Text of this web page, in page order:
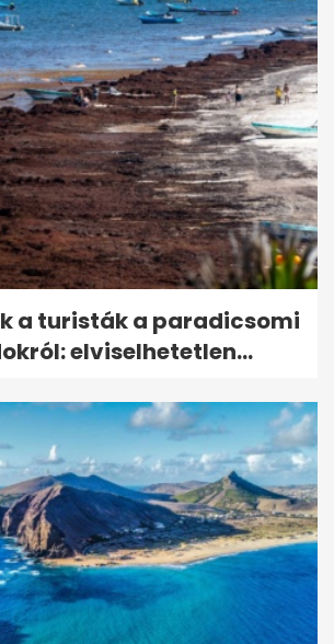
a turisták a paradicsomi
elviselhetetlen...